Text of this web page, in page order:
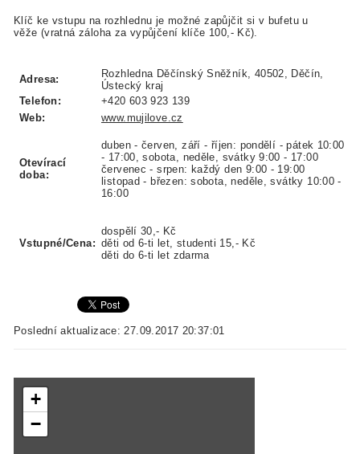
Klíč ke vstupu na rozhlednu je možné zapůjčit si v bufetu u
věže (vratná záloha za vypůjčení klíče 100,- Kč).
Adresa:
Rozhledna Děčínský Sněžník, 40502, Děčín,
Ústecký kraj
Telefon:
+420 603 923 139
Web:
www.mujilove.cz
Otevírací
doba:
duben - červen,září - říjen: pondělí - pátek 10:00
- 17:00,sobota, neděle, svátky 9:00 - 17:00
červenec - srpen: každý den 9:00 - 19:00
listopad - březen: sobota, neděle, svátky 10:00 -
16:00
Vstupné/Cena:
dospělí 30,- Kč
děti od 6-ti let, studenti 15,- Kč
děti do 6-ti let zdarma
Poslední aktualizace: 27.09.2017 20:37:01
+
−